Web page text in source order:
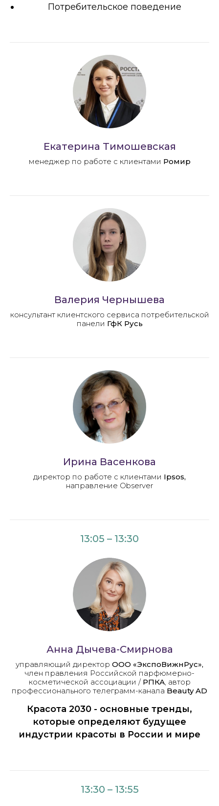
Потребительское поведение
Екатерина Тимошевская
менеджер по работе с клиентами Ромир
Валерия Чернышева
консультант клиентского сервиса потребительской
панели ГфК Русь
Ирина Васенкова
директор по работе с клиентами Ipsos,
направление Observer
13:05 – 13:30
Анна Дычева-Смирнова
управляющий директор ООО «ЭкспоВижнРус»,
член правления Российской парфюмерно-
косметической ассоциации / РПКА, автор
профессионального телеграмм-канала Beauty AD
Красота 2030 - основные тренды,
которые определяют будущее
индустрии красоты в России и мире
13:30 – 13:55